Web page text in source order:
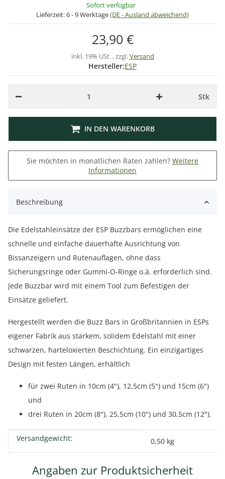
Sofort verfügbar
Lieferzeit:6 - 9 Werktage(DE - Ausland abweichend)
23,90 €
inkl. 19% USt. , zzgl.Versand
Hersteller:ESP
Stk
IN DEN WARENKORB
Sie möchten in monatlichen Raten zahlen? Weitere
Informationen
Beschreibung
Die Edelstahleinsätze der ESP Buzzbars ermöglichen eine
schnelle und einfache dauerhafte Ausrichtung von
Bissanzeigern und Rutenauflagen, ohne dass
Sicherungsringe oder Gummi-O-Ringe o.ä. erforderlich sind.
Jede Buzzbar wird mit einem Tool zum Befestigen der
Einsätze geliefert.
Hergestellt werden die Buzz Bars in Großbritannien in ESPs
eigener Fabrik aus starkem, solidem Edelstahl mit einer
schwarzen, harteloxierten Beschichtung. Ein einzigartiges
Design mit festen Längen, erhältlich
für zwei Ruten in 10cm (4"), 12,5cm (5") und 15cm (6")
und
drei Ruten in 20cm (8"), 25,5cm (10") und 30,5cm (12").
Produkteigenschaft
Wert
Versandgewicht: 0,50 kg
Angaben zur Produktsicherheit